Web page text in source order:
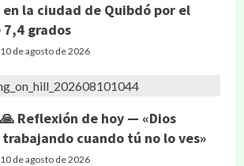
la ciudad de Quibdó por el
grados
10 de agosto de 2026
Reflexión de hoy — «Dios
cuando tú no lo ves»
10 de agosto de 2026